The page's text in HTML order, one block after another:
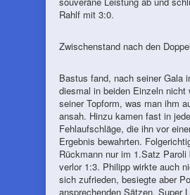
Rahlf mit 3:0.
Zwischenstand nach den
Bastus fand, nach seiner Gala
diesmal in beiden Einzeln nicht
seiner Topform, was man ihm
ansah. Hinzu kamen fast in
Fehlaufschläge, die ihn vor
Ergebnis bewahrten.
Rückmann nur im 1.Satz Paroli
verlor 1:3. Philipp wirkte auch
sich zufrieden, besiegte aber
ansprechenden Sätzen. Super